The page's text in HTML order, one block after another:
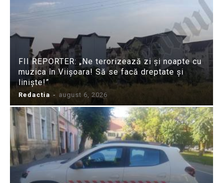
FII REPORTER: „Ne terorizează zi și noapte cu
muzica în Viișoara! Să se facă dreptate și
liniște!”
Redactia - august 6, 2026